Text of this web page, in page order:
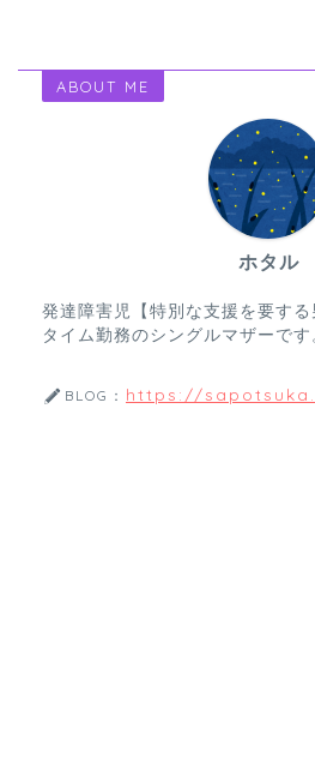
ABOUT ME
ホタル
発達障害児【特別な支援を要す
タイム勤務のシングルマザーです
BLOG： https://